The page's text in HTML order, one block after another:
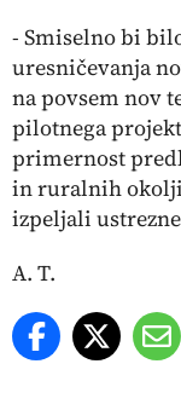
- Smiselno bi
uresničevanja
na povsem nov
pilotnega
primernost
in ruralnih
izpeljali
A. T.